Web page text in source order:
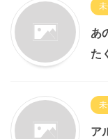
あ
た
ア